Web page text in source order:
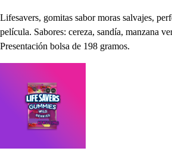
Lifesavers, gomitas sabor moras salvajes,
película. Sabores: cereza, sandía, manzana
Presentación bolsa de 198 gramos.